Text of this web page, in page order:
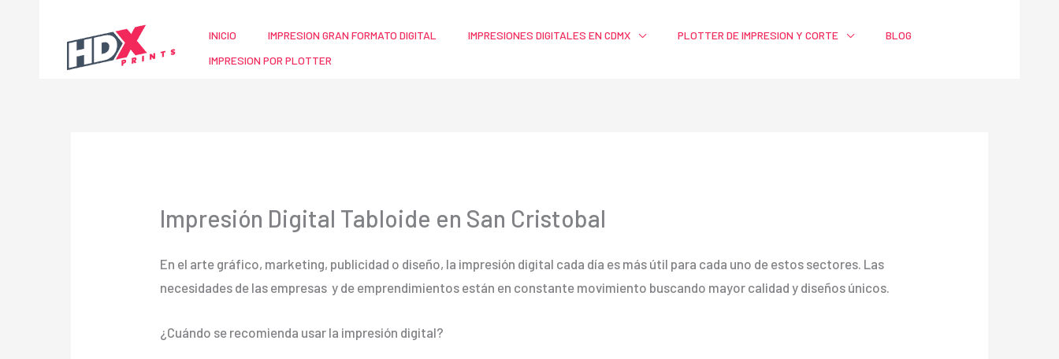
contenido
INICIO IMPRESION GRAN FORMATO DIGITAL IMPRESIONES DIGITALES EN CDMX PLOTTER DE IMPRESION Y CORTE
BLOG
IMPRESION POR PLOTTER
Impresión Digital Tabloide en San Cristobal
En el arte gráfico, marketing, publicidad o diseño, la impresión digital cada día es más útil para cada uno de estos sectores. Las
necesidades de las empresas y de emprendimientos están en constante movimiento buscando mayor calidad y diseños únicos.
¿Cuándo se recomienda usar la impresión digital?